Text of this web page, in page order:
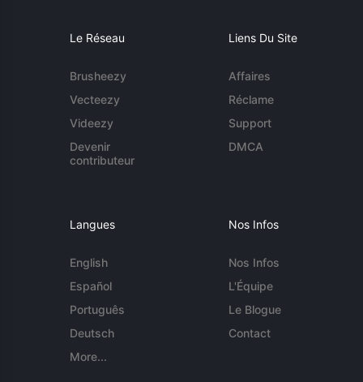
Le Réseau
Brusheezy
Vecteezy
Videezy
Devenir
contributeur
Liens Du Site
Affaires
Réclame
Support
DMCA
Langues
English
Español
Português
Deutsch
More...
Nos Infos
Nos Infos
L'Équipe
Le Blogue
Contact